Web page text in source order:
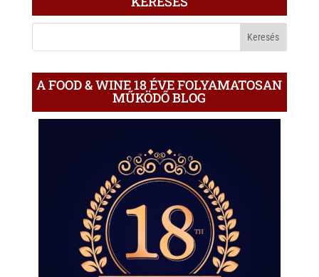
A FOOD & WINE 18 ÉVE FOLYAMATOSAN
MŰKÖDŐ BLOG